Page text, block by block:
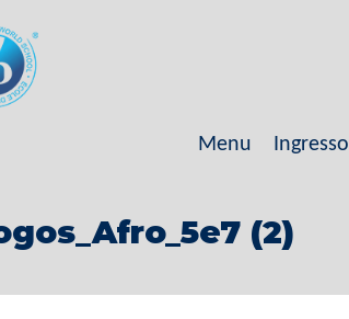
Menu Ingresso
(2)